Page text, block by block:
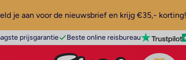
je aan voor de nieuwsbrief en krijg €35,- korting!
prijsgarantie Beste online reisbureau